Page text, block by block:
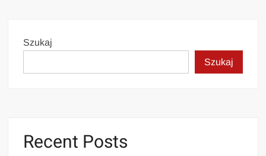
Szukaj
Szukaj
Recent Posts